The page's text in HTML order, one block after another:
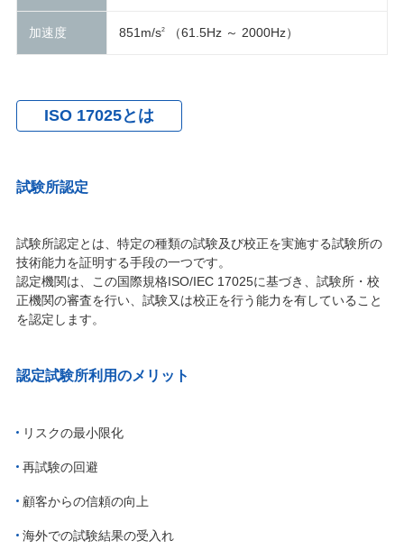
加速度 851m/s2 （61.5Hz ～ 2000Hz）
ISO 17025とは
試験所認定
試験所認定とは、特定の種類の試験及び校正を実施する試験所の
技術能力を証明する手段の一つです。
認定機関は、この国際規格ISO/IEC 17025に基づき、試験所・校
正機関の審査を行い、試験又は校正を行う能力を有していること
を認定します。
認定試験所利用のメリット
リスクの最小限化
再試験の回避
顧客からの信頼の向上
海外での試験結果の受入れ